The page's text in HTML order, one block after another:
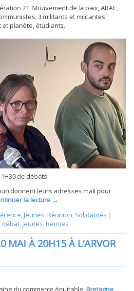
21, Mouvement de la paix, ARAC,
3 militants et militantes
et planète, étudiants.
de débats.
donnent leurs adresses mail pour
la lecture →
,Jeunes,Réunion, Solidarités |
, débat,jeunes,Rennes
MAI À 20H15 À L’ARVOR
du commerce équitable,Bretagne